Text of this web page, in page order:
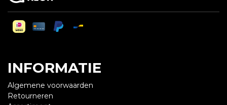
INFORMATIE
Algemene voorwaarden
Retourneren